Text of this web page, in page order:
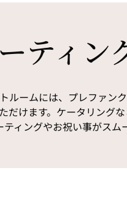
ティン
ルームには、プレファン
だけます。ケータリング
ィングやお祝い事がスム